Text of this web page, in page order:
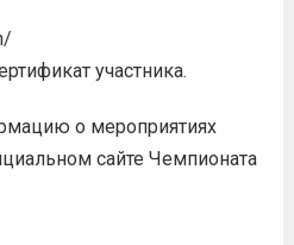
участника.
о мероприятиях
сайте Чемпионата